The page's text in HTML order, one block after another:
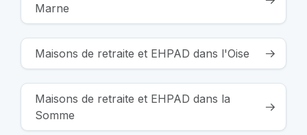
Marne
Maisons de retraite et EHPAD dans l'Oise
Maisons de retraite et EHPAD dans la
Somme